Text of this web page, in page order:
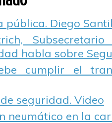
pública. Diego
habla sobre
cumplir el
seguridad. Video
neumático en la